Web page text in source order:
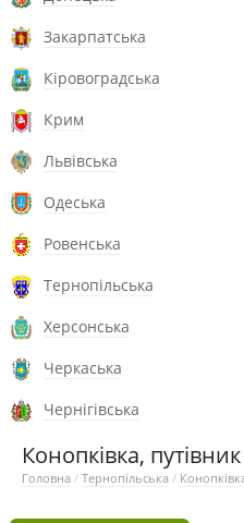
Закарпатська
Кіровоградська
Крим
Львівська
Одеська
Ровенська
Тернопільська
Херсонська
Черкаська
Чернігівська
Конопківка,
Головна / Тернопільська /